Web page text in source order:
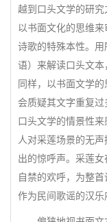
越到口头文学的研
以书面文化的思维
诗歌的特殊本性。用
语）来解读口头文本
同样，以书面文学
会质疑其文字重复
口头文学的情景性
人对采莲场景的无
出的惊呼声。采莲
自禁的欢呼，为整
作为民间歌谣的汉乐